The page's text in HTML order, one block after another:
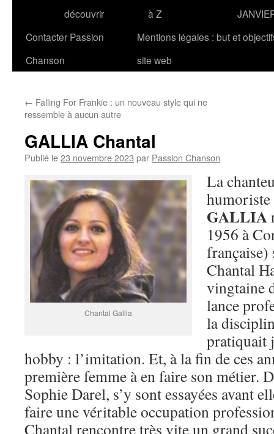
découvrir
à Z
Contacter Passion
Chanson
Mentions légales : but et
site web
← Falling For Frankie : un nouveau style qui ne
ressemble à aucun autre
GALLIA Chantal
Publié le23 novembre 2023 par Passion Chanson
Chantal Gallia
La
GALLIA
1956 à
française)
Chantal
vingtaine
lance
la
pratiquait
hobby : l’imitation. Et, à la fin de ces
première femme à en faire son métier.
Sophie Darel, s’y sont essayées avant
faire une véritable occupation
Chantal rencontre très vite un grand